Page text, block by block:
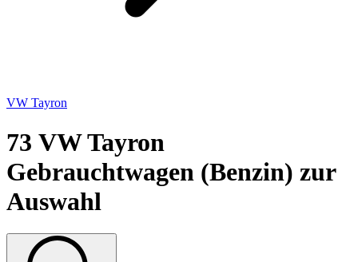
VW Tayron
73 VW Tayron
Gebrauchtwagen (Benzin) zur
Auswahl